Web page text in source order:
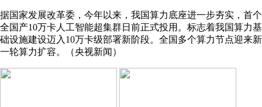
据国家发展改革委，今年以来，我国算力底座进一步夯实，首个
全国产10万卡人工智能超集群日前正式投用。标志着我国算力基
础设施建设迈入10万卡级部署新阶段。全国多个算力节点迎来新
一轮算力扩容。（央视新闻）